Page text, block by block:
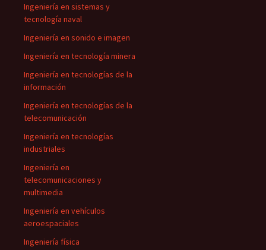
Ingeniería en sistemas y
tecnología naval
Ingeniería en sonido e imagen
Ingeniería en tecnología minera
Ingeniería en tecnologías de la
información
Ingeniería en tecnologías de la
telecomunicación
Ingeniería en tecnologías
industriales
Ingeniería en
telecomunicaciones y
multimedia
Ingeniería en vehículos
aeroespaciales
Ingeniería física